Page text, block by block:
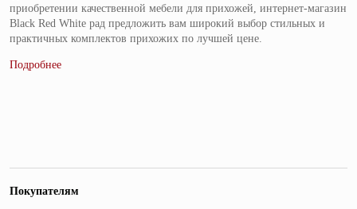
приобретении качественной мебели для прихожей, интернет-магазин
Black Red White рад предложить вам широкий выбор стильных и
практичных комплектов прихожих по лучшей цене.
Покупателям